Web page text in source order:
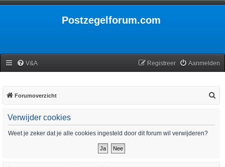
Postzegelforum.com
V&A Aanmelden
Registreer
Forumoverzicht
Verwijder cookies
Weet je zeker dat je alle cookies ingesteld door dit forum wil verwijderen?